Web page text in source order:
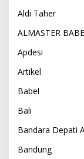
Aldi Taher
ALMASTER
Apdesi
Artikel
Babel
Bali
Bandara Depati
Bandung